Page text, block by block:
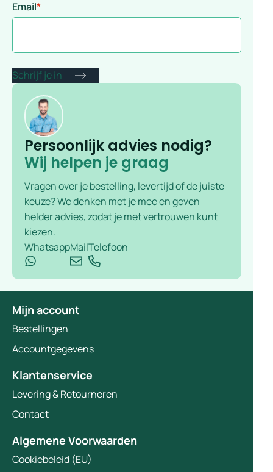
Email*
Persoonlijk advies nodig?
Wij helpen je graag
Vragen over je bestelling, levertijd of de juiste
keuze? We denken met je mee en geven
helder advies, zodat je met vertrouwen kunt
kiezen.
WhatsappMailTelefoon
Mijn account
Bestellingen
Accountgegevens
Klantenservice
Levering & Retourneren
Contact
Algemene Voorwaarden
Cookiebeleid (EU)